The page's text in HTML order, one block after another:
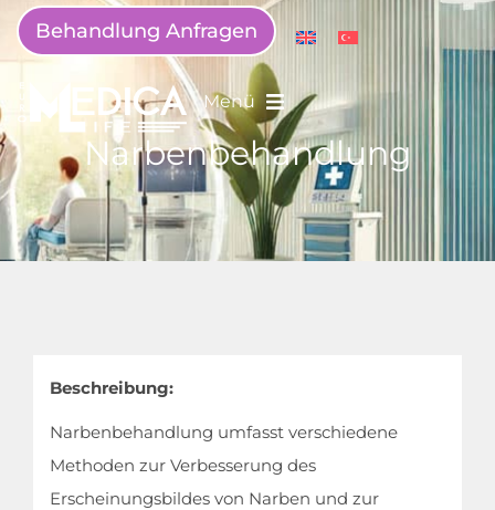
Behandlung Anfragen
Menü
Narbenbehandlung
Beschreibung:
Narbenbehandlung umfasst verschiedene
Methoden zur Verbesserung des
Erscheinungsbildes von Narben und zur